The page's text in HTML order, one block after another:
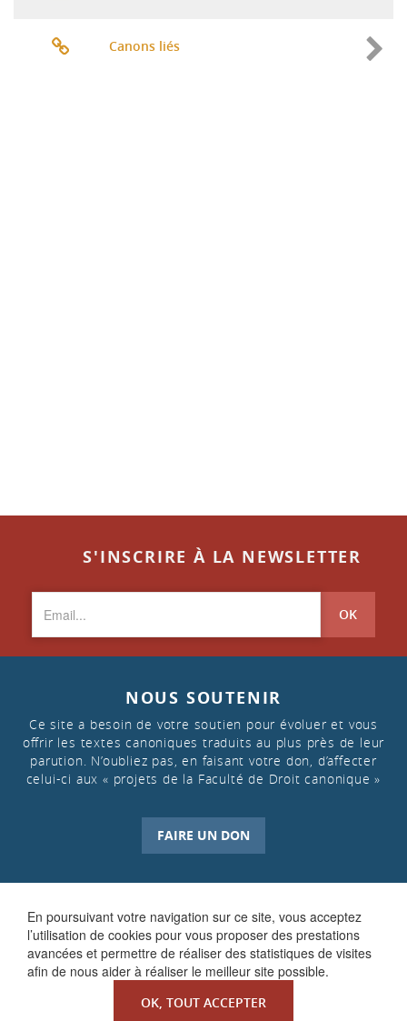
En poursuivant votre navigation sur ce site, vous acceptez
l’utilisation de cookies pour vous proposer des prestations
avancées et permettre de réaliser des statistiques de visites
afin de nous aider à réaliser le meilleur site possible.
OK, TOUT ACCEPTER
Canons liés
S'INSCRIRE À LA NEWSLETTER
OK
NOUS SOUTENIR
Ce site a besoin de votre soutien pour évoluer et vous
offrir les textes canoniques traduits au plus près de leur
parution. N’oubliez pas, en faisant votre don, d’affecter
celui-ci aux « projets de la Faculté de Droit canonique »
FAIRE UN DON